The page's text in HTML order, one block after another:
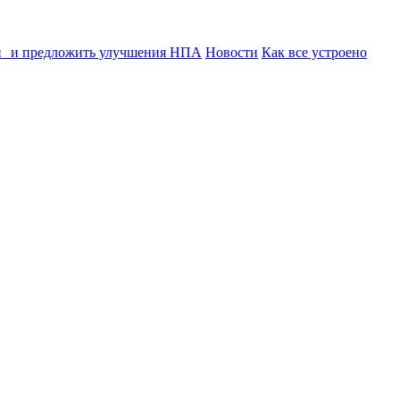
и предложить улучшения НПА Новости Как все устроено